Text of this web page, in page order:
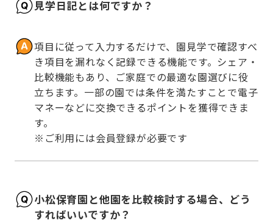
見学日記とは何ですか？
項目に従って入力するだけで、園見学で確認すべ
き項目を漏れなく記録できる機能です。シェア・
比較機能もあり、ご家庭での最適な園選びに役
立ちます。一部の園では条件を満たすことで電子
マネーなどに交換できるポイントを獲得できま
す。
※ご利用には会員登録が必要です
小松保育園と他園を比較検討する場合、どう
すればいいですか？